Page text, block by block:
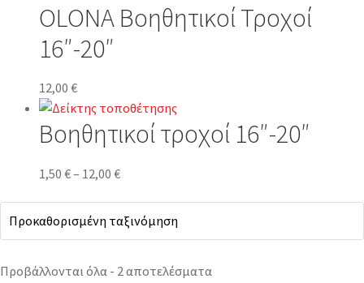
OLONA Βοηθητικοί Τροχοί
16″-20″
12,00 €
Βοηθητικοί τροχοί 16″-20″
1,50 €– 12,00 €Price
1,50 €
through
προϊόν
έχει
παραλλαγές.
Προβάλλονται όλα - 2 αποτελέσματα